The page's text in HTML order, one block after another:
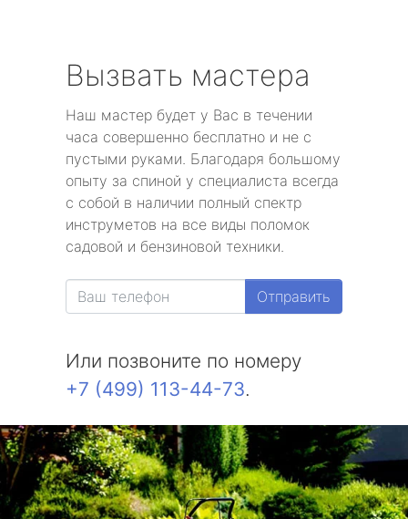
Вызвать мастера
Наш мастер будет у Вас в течении
часа совершенно бесплатно и не с
пустыми руками. Благодаря большому
опыту за спиной у специалиста всегда
с собой в наличии полный спектр
инструметов на все виды поломок
садовой и бензиновой техники.
Отправить
Или позвоните по номеру
+7 (499) 113-44-73.